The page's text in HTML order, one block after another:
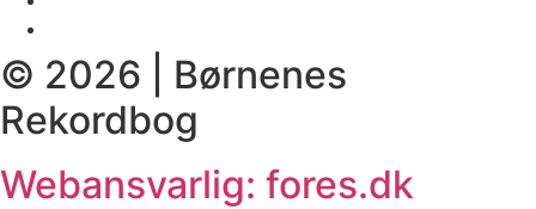
© 2026 | Børnenes
Rekordbog
Webansvarlig: fores.dk